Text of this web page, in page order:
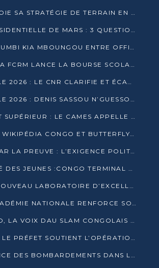
LE MJPU DÉPLOIE SA STRATÉGIE DE TERRAIN EN FAVEUR DE DSN
ÉLECTION PRÉSIDENTIELLE DE MARS : 3 QUESTIONS À UN EXPERT CONGOLAIS DE LA CYBERSÉCURITÉ
JOSEPH KIGNOUMBI KIA MBOUNGOU ENTRE OFFICIELLEMENT EN COURSE POUR LA PRÉSIDENTIELLE
ÉDUCATION : LA FCRM LANCE LA BOURSE SCOLAIRE FRANCINE-NTOUMI POUR PROMOUVOIR LES FILIÈRES SCIENTIFIQUES
PRÉSIDENTIELLE 2026 : LE CNR CLARIFIE ET ÉCARTE LA CANDIDATURE DU PASTEUR NTUMI
PRÉSIDENTIELLE 2026 : DENIS SASSOU N’GUESSO ANNONCE OFFICIELLEMENT SA CANDIDATURE
ENSEIGNEMENT SUPÉRIEUR : LE CAMES APPELLE À UNE UNIVERSITÉ AFRICAINE AXÉE SUR L’EMPLOYABILITÉ
BRAZZAVILLE : WIKIPÉDIA CONGO ET BUTTERFLY SCELLENT UN PARTENARIAT POUR STRUCTURER LE BÉNÉVOLAT NUMÉRIQUE
GOUVERNER PAR LA PREUVE : L’EXIGENCE POLITIQUE DU XXIᵉ SIÈCLE
EMPLOYABILITÉ DES JEUNES :CONGO TERMINAL S’ALLIE À L’ESCIC POUR RAPPROCHER L’ÉCOLE DU TERRAIN
MOUYONDZI, NOUVEAU LABORATOIRE D’EXCELLENCE PÉDAGOGIQUE AVEC L’ENFICE
SCIENCE : L’ACADÉMIE NATIONALE RENFORCE SON ÉQUIPE ET TRACE SA FEUILLE DE ROUTE 2026
CARDY YOUELO, LA VOIX DAU SLAM CONGOLAIS QUI INTERPELLE LE MONDE
BRAZZAVILLE : LE PRÉFET SOUTIENT L’OPÉRATION « ZÉRO KULUNA » ET APPELLE À LA VIGILANCE CITOYENNE
LE CNR DÉNONCE DES BOMBARDEMENTS DANS LE POOL ET ACCUSE LE GOUVERNEMENT